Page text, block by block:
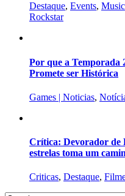
Destaque, Events, Music
Rockstar
Por que a Temporada
Promete ser Histórica
Games | Noticias,
Crítica: Devorador de
estrelas toma um
Criticas, Destaque,